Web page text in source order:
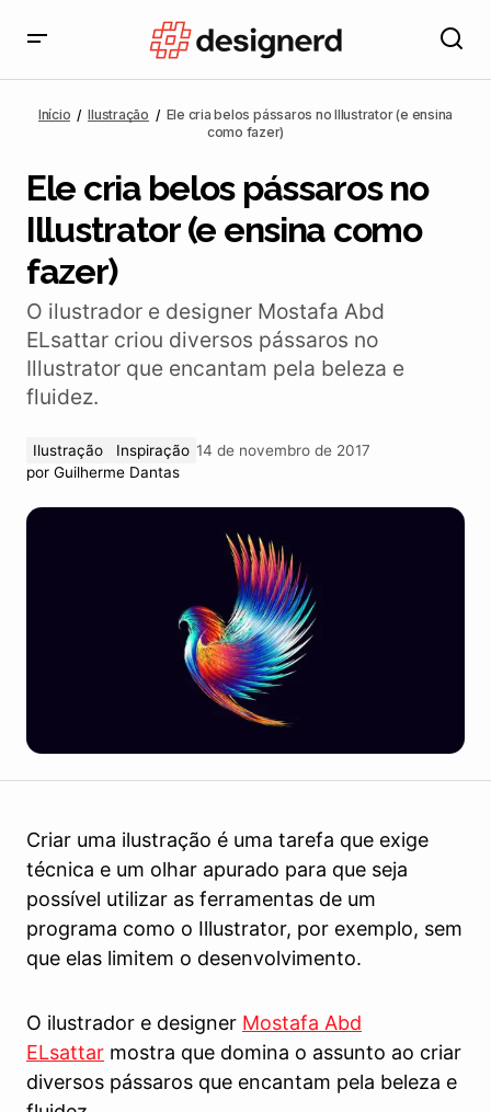
fazer)
Início Ilustração
Ele cria belos pássaros no Illustrator (e ensina
como fazer)
Ele cria belos pássaros no
Illustrator (e ensina como
fazer)
O ilustrador e designer Mostafa Abd
ELsattar criou diversos pássaros no
Illustrator que encantam pela beleza e
fluidez.
Ilustração Inspiração 14 de novembro de 2017
por Guilherme Dantas
Criar uma ilustração é uma tarefa que exige
técnica e um olhar apurado para que seja
possível utilizar as ferramentas de um
programa como o Illustrator, por exemplo, sem
que elas limitem o desenvolvimento.
O ilustrador e designer Mostafa Abd
ELsattar mostra que domina o assunto ao criar
diversos pássaros que encantam pela beleza e